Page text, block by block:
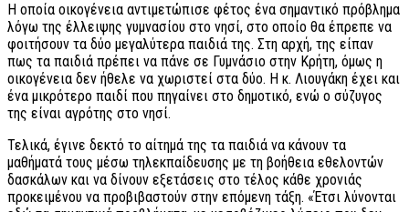
Η οποία οικογένεια αντιμετώπισε φέτος ένα σημαντικό πρόβλημα
λόγω της έλλειψης γυμνασίου στο νησί, στο οποίο θα έπρεπε να
φοιτήσουν τα δύο μεγαλύτερα παιδιά της. Στη αρχή, της είπαν
πως τα παιδιά πρέπει να πάνε σε Γυμνάσιο στην Κρήτη, όμως η
οικογένεια δεν ήθελε να χωριστεί στα δύο. Η κ. Λιουγάκη έχει και
ένα μικρότερο παιδί που πηγαίνει στο δημοτικό, ενώ ο σύζυγος
της είναι αγρότης στο νησί.
Τελικά, έγινε δεκτό το αίτημά της τα παιδιά να κάνουν τα
μαθήματά τους μέσω τηλεκπαίδευσης με τη βοήθεια εθελοντών
δασκάλων και να δίνουν εξετάσεις στο τέλος κάθε χρονιάς
προκειμένου να προβιβαστούν στην επόμενη τάξη. «Έτσι λύνονται